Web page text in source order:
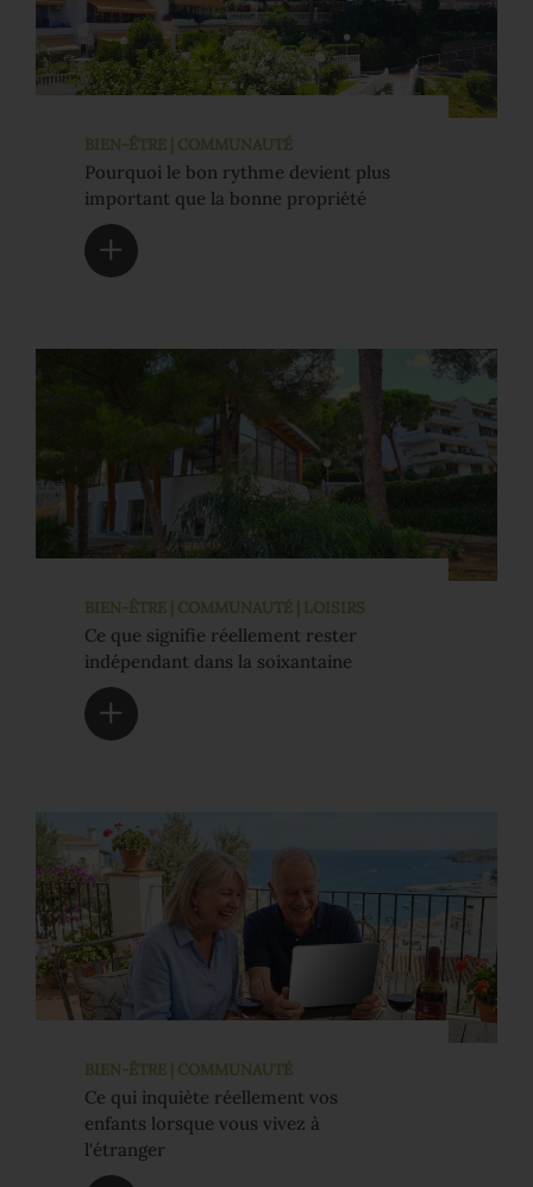
BIEN-ÊTRE | COMMUNAUTÉ
Pourquoi le bon rythme devient plus
important que la bonne propriété
BIEN-ÊTRE | COMMUNAUTÉ | LOISIRS
Ce que signifie réellement rester
indépendant dans la soixantaine
BIEN-ÊTRE | COMMUNAUTÉ
Ce qui inquiète réellement vos
enfants lorsque vous vivez à
l'étranger